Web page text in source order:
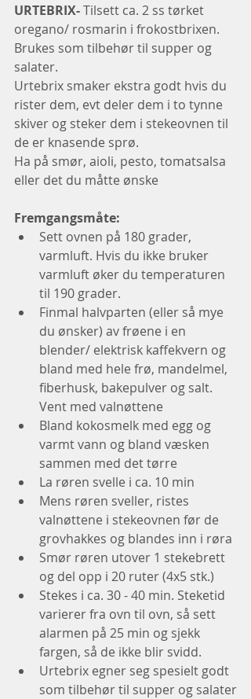
URTEBRIX- Tilsett ca. 2 ss tørket
oregano/ rosmarin i frokostbrixen.
Brukes som tilbehør til supper og
salater.
Urtebrix smaker ekstra godt hvis du
rister dem, evt deler dem i to tynne
skiver og steker dem i stekeovnen til
de er knasende sprø.
Ha på smør, aioli, pesto, tomatsalsa
eller det du måtte ønske
Fremgangsmåte:
Sett ovnen på 180 grader,
varmluft. Hvis du ikke bruker
varmluft øker du temperaturen
til 190 grader.
Finmal halvparten (eller så mye
du ønsker) av frøene i en
blender/ elektrisk kaffekvern og
bland med hele frø, mandelmel,
fiberhusk, bakepulver og salt.
Vent med valnøttene
Bland kokosmelk med egg og
varmt vann og bland væsken
sammen med det tørre
La røren svelle i ca. 10 min
Mens røren sveller, ristes
valnøttene i stekeovnen før de
grovhakkes og blandes inn i røra
Smør røren utover 1 stekebrett
og del opp i 20 ruter (4x5 stk.)
Stekes i ca. 30 - 40 min. Steketid
varierer fra ovn til ovn, så sett
alarmen på 25 min og sjekk
fargen, så de ikke blir svidd.
Urtebrix egner seg spesielt godt
som tilbehør til supper og salater